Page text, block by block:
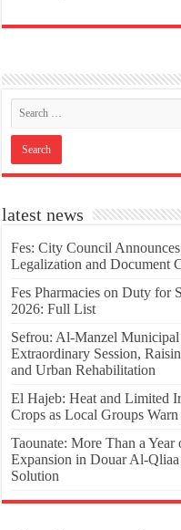
latest news
Fes: City Council
Legalization and Document
Fes Pharmacies on Duty for
2026: Full List
Sefrou: Al-Manzel
Extraordinary Session,
and Urban Rehabilitation
El Hajeb: Heat and Limited
Crops as Local Groups
Taounate: More Than a
Expansion in Douar Al-
Solution